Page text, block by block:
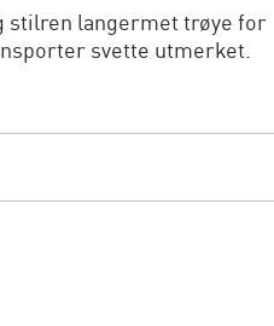
stilren langermet trøye for
svette utmerket.